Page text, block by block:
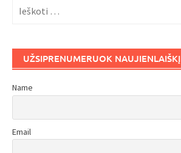
UŽSIPRENUMERUOK NAUJIENLAIŠKĮ
Name
Email